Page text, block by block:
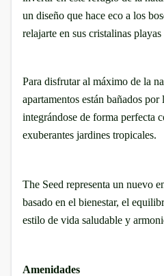
un diseño que hace eco a los
relajarte en sus cristalinas playas
Para disfrutar al máximo de la
apartamentos están bañados
integrándose de forma perfecta
exuberantes jardines tropicales.
The Seed representa un nuevo
basado en el bienestar, el
estilo de vida saludable y
Amenidades